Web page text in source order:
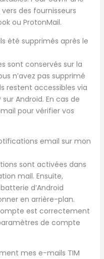
des fournisseurs
ou ProtonMail.
été supprimés après le
sont conservés sur la
n’avez pas supprimé
restent accessibles via
Android. En cas de
pour vérifier vos
email sur mon
sont activées dans
mail. Ensuite,
d’Android
en arrière-plan.
est correctement
de compte
mes e-mails TIM